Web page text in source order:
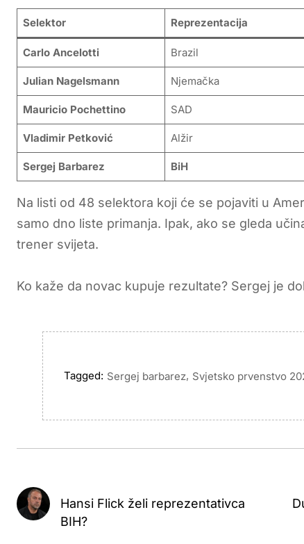
Selektor Reprezentacija
Carlo Ancelotti Brazil
Julian Nagelsmann Njemačka
Mauricio Pochettino SAD
Vladimir Petković Alžir
Sergej Barbarez BiH
Na listi od 48 selektora koji će se pojaviti u
samo dno liste primanja. Ipak, ako se gleda
trener svijeta.
Ko kaže da novac kupuje rezultate? Sergej je
Tagged: Sergej barbarez, Svjetsko prvenstvo
Hansi Flick želi reprezentativca
BIH?